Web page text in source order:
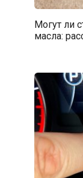
Могут ли
масла: